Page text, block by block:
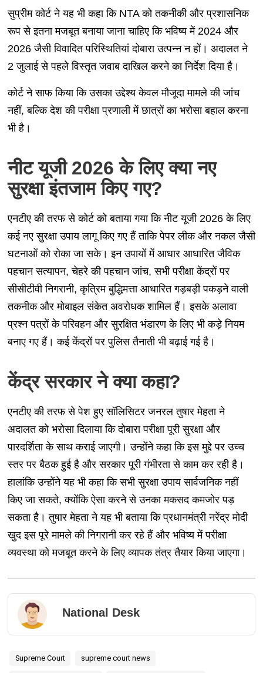
सुप्रीम कोर्ट ने यह भी कहा कि NTA को तकनीकी और प्रशासनिक
रूप से इतना मजबूत बनाया जाना चाहिए कि भविष्य में 2024 और
2026 जैसी विवादित परिस्थितियां दोबारा उत्पन्न न हों। अदालत ने
2 जुलाई से पहले विस्तृत जवाब दाखिल करने का निर्देश दिया है।
कोर्ट ने साफ किया कि उसका उद्देश्य केवल मौजूदा मामले की जांच
नहीं, बल्कि देश की परीक्षा प्रणाली में छात्रों का भरोसा बहाल करना
भी है।
नीट यूजी 2026 के लिए क्या नए
सुरक्षा इंतजाम किए गए?
एनटीए की तरफ से कोर्ट को बताया गया कि नीट यूजी 2026 के लिए
कई नए सुरक्षा उपाय लागू किए गए हैं ताकि पेपर लीक और नकल जैसी
घटनाओं को रोका जा सके। इन उपायों में आधार आधारित जैविक
पहचान सत्यापन, चेहरे की पहचान जांच, सभी परीक्षा केंद्रों पर
सीसीटीवी निगरानी, कृत्रिम बुद्धिमत्ता आधारित गड़बड़ी पकड़ने वाली
तकनीक और मोबाइल संकेत अवरोधक शामिल हैं। इसके अलावा
प्रश्न पत्रों के परिवहन और सुरक्षित भंडारण के लिए भी कड़े नियम
बनाए गए हैं। कई केंद्रों पर पुलिस तैनाती भी बढ़ाई गई है।
केंद्र सरकार ने क्या कहा?
एनटीए की तरफ से पेश हुए सॉलिसिटर जनरल तुषार मेहता ने
अदालत को भरोसा दिलाया कि दोबारा परीक्षा पूरी सुरक्षा और
पारदर्शिता के साथ कराई जाएगी। उन्होंने कहा कि इस मुद्दे पर उच्च
स्तर पर बैठक हुई है और सरकार पूरी गंभीरता से काम कर रही है।
हालांकि उन्होंने यह भी कहा कि सभी सुरक्षा उपाय सार्वजनिक नहीं
किए जा सकते, क्योंकि ऐसा करने से उनका मकसद कमजोर पड़
सकता है। तुषार मेहता ने यह भी बताया कि प्रधानमंत्री नरेंद्र मोदी
खुद इस पूरे मामले की निगरानी कर रहे हैं और भविष्य में परीक्षा
व्यवस्था को मजबूत करने के लिए व्यापक तंत्र तैयार किया जाएगा।
National Desk
Supreme Court supreme court news